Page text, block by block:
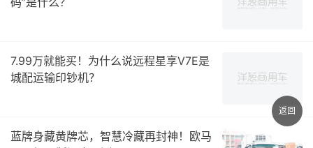
7.99万就能买！为什么说远程星享V7E是
城配运输印钞机？
蓝牌身藏黄牌芯，智慧冷藏再封神！欧马
返回